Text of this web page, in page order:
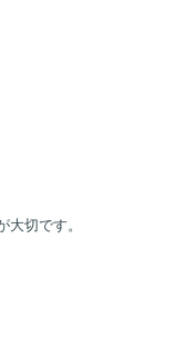
切です。